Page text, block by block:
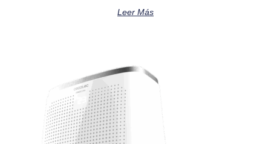
Leer Más